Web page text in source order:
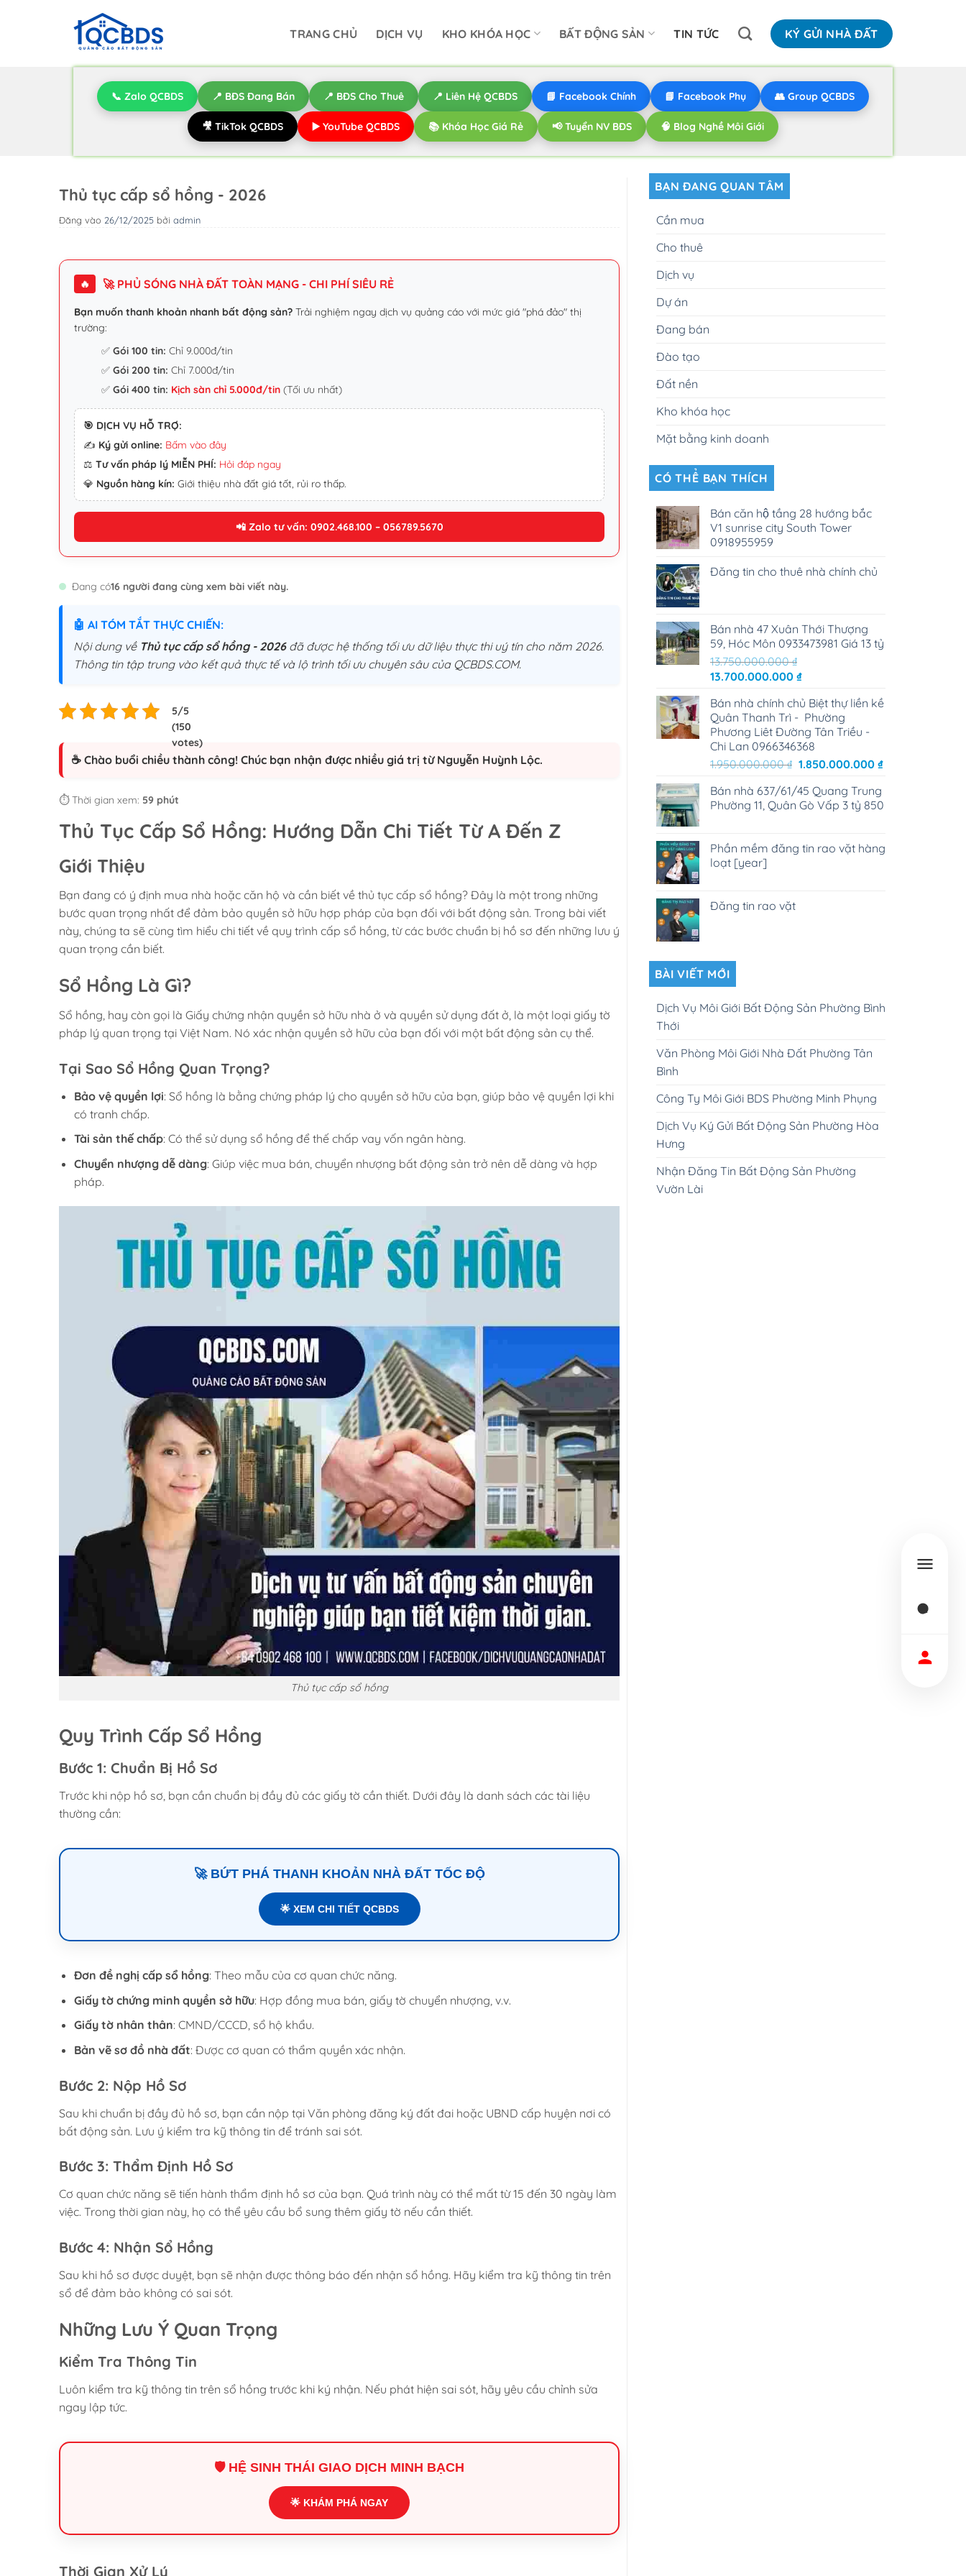
TRANG CHỦ DỊCH VỤ KHO KHÓA HỌC BẤT ĐỘNG SẢN TIN TỨC KÝ GỬI NHÀ ĐẤT
📞 Zalo QCBDS 📍 BĐS Đang Bán 📍 BĐS Cho Thuê 📍 Liên Hệ QCBDS 📘 Facebook Chính 📘 Facebook Phụ 👥 Group QCBDS
🎥 TikTok QCBDS ▶️ YouTube QCBDS 📚 Khóa Học Giá Rẻ 📢 Tuyển NV BĐS 🧠 Blog Nghề Môi Giới
Thủ tục cấp sổ hồng - 2026
Đăng vào 26/12/2025 bởi admin
🔥 🚀 PHỦ SÓNG NHÀ ĐẤT TOÀN MẠNG - CHI PHÍ SIÊU RẺ
Bạn muốn thanh khoản nhanh bất động sản? Trải nghiệm ngay dịch vụ quảng cáo với mức giá "phá đảo" thị
trường:
✅Gói 100 tin: Chỉ 9.000đ/tin
✅Gói 200 tin: Chỉ 7.000đ/tin
✅Gói 400 tin: Kịch sàn chỉ 5.000đ/tin (Tối ưu nhất)
🎯 DỊCH VỤ HỖ TRỢ:
✍️ Ký gửi online: Bấm vào đây
⚖️ Tư vấn pháp lý MIỄN PHÍ: Hỏi đáp ngay
💎 Nguồn hàng kín: Giới thiệu nhà đất giá tốt, rủi ro thấp.
📲 Zalo tư vấn: 0902.468.100 – 056789.5670
Đang có16 người đang cùng xem bài viết này.
🤖 AI TÓM TẮT THỰC CHIẾN:
Nội dung về Thủ tục cấp sổ hồng - 2026đã được hệ thống tối ưu dữ liệu thực thi uý tín cho năm 2026.
Thông tin tập trung vào kết quả thực tế và lộ trình tối ưu chuyên sâu của QCBDS.COM.
☕ Chào buổi chiều thành công! Chúc bạn nhận được nhiều giá trị từ Nguyễn Huỳnh Lộc.
⏱️ Thời gian xem: 59 phút
Thủ Tục Cấp Sổ Hồng: Hướng Dẫn Chi Tiết Từ A Đến Z
Giới Thiệu
Bạn đang có ý định mua nhà hoặc căn hộ và cần biết về thủ tục cấp sổ hồng? Đây là một trong những
bước quan trọng nhất để đảm bảo quyền sở hữu hợp pháp của bạn đối với bất động sản. Trong bài viết
này, chúng ta sẽ cùng tìm hiểu chi tiết về quy trình cấp sổ hồng, từ các bước chuẩn bị hồ sơ đến những lưu ý
quan trọng cần biết.
Sổ Hồng Là Gì?
Sổ hồng, hay còn gọi là Giấy chứng nhận quyền sở hữu nhà ở và quyền sử dụng đất ở, là một loại giấy tờ
pháp lý quan trọng tại Việt Nam. Nó xác nhận quyền sở hữu của bạn đối với một bất động sản cụ thể.
Tại Sao Sổ Hồng Quan Trọng?
Bảo vệ quyền lợi: Sổ hồng là bằng chứng pháp lý cho quyền sở hữu của bạn, giúp bảo vệ quyền lợi khi
có tranh chấp.
Tài sản thế chấp: Có thể sử dụng sổ hồng để thế chấp vay vốn ngân hàng.
Chuyển nhượng dễ dàng: Giúp việc mua bán, chuyển nhượng bất động sản trở nên dễ dàng và hợp
pháp.
Thủ tục cấp sổ hồng
Quy Trình Cấp Sổ Hồng
Bước 1: Chuẩn Bị Hồ Sơ
Trước khi nộp hồ sơ, bạn cần chuẩn bị đầy đủ các giấy tờ cần thiết. Dưới đây là danh sách các tài liệu
thường cần:
🚀 BỨT PHÁ THANH KHOẢN NHÀ ĐẤT TỐC ĐỘ
🌟 XEM CHI TIẾT QCBDS
Đơn đề nghị cấp sổ hồng: Theo mẫu của cơ quan chức năng.
Giấy tờ chứng minh quyền sở hữu: Hợp đồng mua bán, giấy tờ chuyển nhượng, v.v.
Giấy tờ nhân thân: CMND/CCCD, sổ hộ khẩu.
Bản vẽ sơ đồ nhà đất: Được cơ quan có thẩm quyền xác nhận.
Bước 2: Nộp Hồ Sơ
Sau khi chuẩn bị đầy đủ hồ sơ, bạn cần nộp tại Văn phòng đăng ký đất đai hoặc UBND cấp huyện nơi có
bất động sản. Lưu ý kiểm tra kỹ thông tin để tránh sai sót.
Bước 3: Thẩm Định Hồ Sơ
Cơ quan chức năng sẽ tiến hành thẩm định hồ sơ của bạn. Quá trình này có thể mất từ 15 đến 30 ngày làm
việc. Trong thời gian này, họ có thể yêu cầu bổ sung thêm giấy tờ nếu cần thiết.
Bước 4: Nhận Sổ Hồng
Sau khi hồ sơ được duyệt, bạn sẽ nhận được thông báo đến nhận sổ hồng. Hãy kiểm tra kỹ thông tin trên
sổ để đảm bảo không có sai sót.
Những Lưu Ý Quan Trọng
Kiểm Tra Thông Tin
Luôn kiểm tra kỹ thông tin trên sổ hồng trước khi ký nhận. Nếu phát hiện sai sót, hãy yêu cầu chỉnh sửa
ngay lập tức.
🛡️ HỆ SINH THÁI GIAO DỊCH MINH BẠCH
🌟 KHÁM PHÁ NGAY
Thời Gian Xử Lý
BẠN ĐANG QUAN TÂM
Cần mua
Cho thuê
Dịch vụ
Dự án
Đang bán
Đào tạo
Đất nền
Kho khóa học
Mặt bằng kinh doanh
CÓ THỂ BẠN THÍCH
Bán căn hộ tầng 28 hướng bắc
V1 sunrise city South Tower
0918955959
Đăng tin cho thuê nhà chính chủ
Bán nhà 47 Xuân Thới Thượng
59, Hóc Môn 0933473981 Giá 13 tỷ
13.750.000.000₫
Giá
là:
13.750.000.000 ₫.
13.700.000.000 ₫Giá
tại
là:
13.700.000.000 ₫.
Bán nhà chính chủ Biệt thự liền kề
Quân Thanh Trì - Phường
Phương Liêt Đường Tân Triều -
Chi Lan 0966346368
1.950.000.000₫ Giá
là:
1.950.000.000 ₫.
1.850.000.000 ₫Giá
là:
Bán nhà 637/61/45 Quang Trung
Phường 11, Quân Gò Vấp 3 tỷ 850
Phần mềm đăng tin rao vặt hàng
loạt [year]
Đăng tin rao vặt
BÀI VIẾT MỚI
Dịch Vụ Môi Giới Bất Động Sản Phường Bình
Thới
Văn Phòng Môi Giới Nhà Đất Phường Tân
Bình
Công Ty Môi Giới BDS Phường Minh Phụng
Dịch Vụ Ký Gửi Bất Động Sản Phường Hòa
Hưng
Nhận Đăng Tin Bất Động Sản Phường
Vườn Lài